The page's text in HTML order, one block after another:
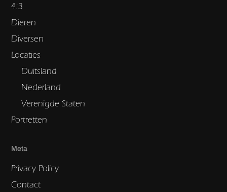
4:3
Dieren
Diversen
Locaties
Duitsland
Nederland
Verenigde Staten
Portretten
Meta
Privacy Policy
Contact